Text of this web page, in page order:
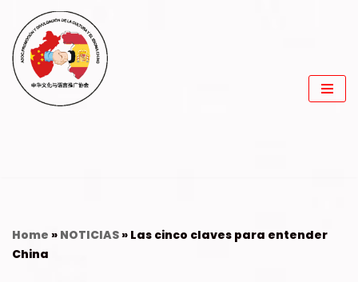
Saltar
al
contenido
Home » NOTICIAS» Las cinco claves para entender
China